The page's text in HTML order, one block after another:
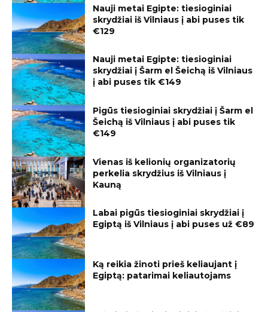
Nauji metai Egipte: tiesioginiai
skrydžiai iš Vilniaus į abi puses tik
€129
Nauji metai Egipte: tiesioginiai
skrydžiai į Šarm el Šeichą iš Vilniaus
į abi puses tik €149
Pigūs tiesioginiai skrydžiai į Šarm el
Šeichą iš Vilniaus į abi puses tik
€149
Vienas iš kelionių organizatorių
perkelia skrydžius iš Vilniaus į
Kauną
Labai pigūs tiesioginiai skrydžiai į
Egiptą iš Vilniaus į abi puses už €89
Ką reikia žinoti prieš keliaujant į
Egiptą: patarimai keliautojams